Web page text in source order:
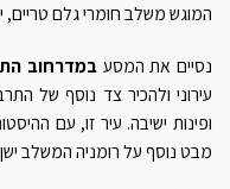
המוגש משלב חומרי גלם טריים,
נסיים את המסע במדרחוב
עירוני ולהכיר צד נוסף של
ופינות ישיבה. עיר זו, עם
מבט נוסף על רומניה המשלב